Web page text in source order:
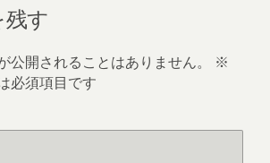
す
公開されることはありません。
※
必須項目です